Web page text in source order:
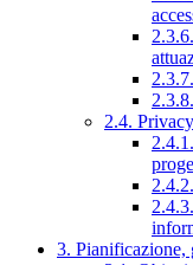
2.4. Privacy
3. Pianificazione,